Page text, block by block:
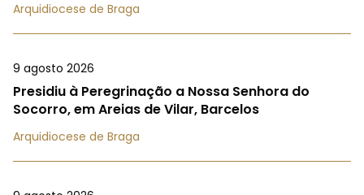
Arquidiocese de Braga
9 agosto 2026
Presidiu à Peregrinação a Nossa Senhora do
Socorro, em Areias de Vilar, Barcelos
Arquidiocese de Braga